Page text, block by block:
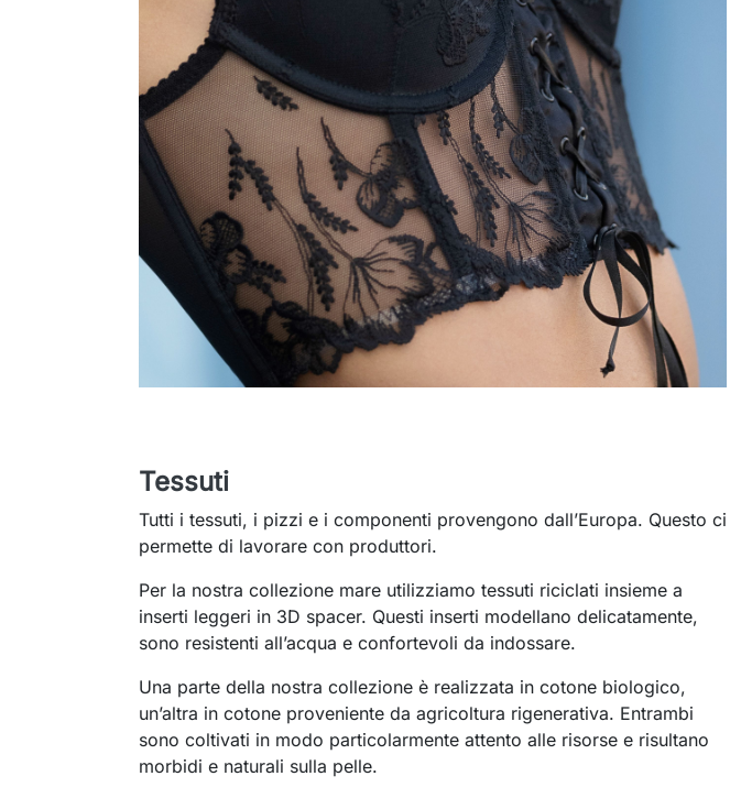
Tessuti
Tutti i tessuti, i pizzi e i componenti provengono dall’Europa. Questo ci
permette di lavorare con produttori.
Per la nostra collezione mare utilizziamo tessuti riciclati insieme a
inserti leggeri in 3D spacer. Questi inserti modellano delicatamente,
sono resistenti all’acqua e confortevoli da indossare.
Una parte della nostra collezione è realizzata in cotone biologico,
un’altra in cotone proveniente da agricoltura rigenerativa. Entrambi
sono coltivati in modo particolarmente attento alle risorse e risultano
morbidi e naturali sulla pelle.